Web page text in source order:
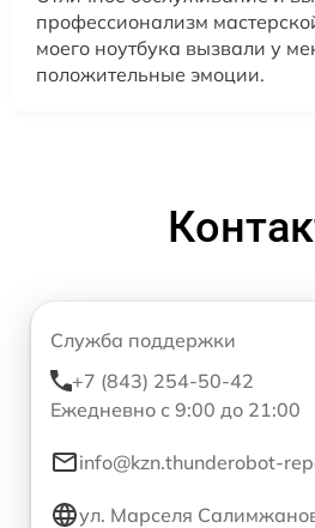
профессионализм
моего ноутбука вызвали у
положительные эмоции.
Служба поддержки
+7 (843) 254-50-42
Ежедневно с 9:00 до 21:00
info@kzn.thunderobot-
ул. Марселя